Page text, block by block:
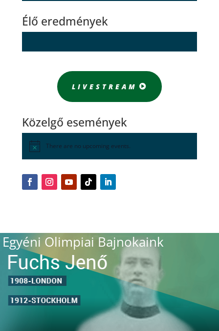
Élő eredmények
LIVESTREAM
Közelgő események
There are no upcoming events.
Egyéni Olimpiai Bajnokaink